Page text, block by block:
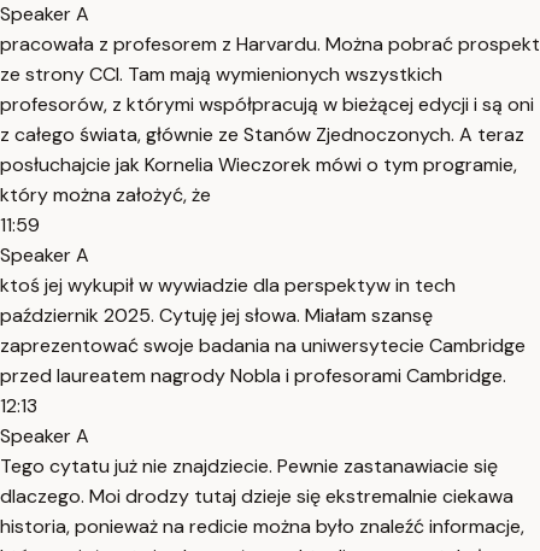
Speaker A
pracowała z profesorem z Harvardu. Można pobrać prospekt
ze strony CCI. Tam mają wymienionych wszystkich
profesorów, z którymi współpracują w bieżącej edycji i są oni
z całego świata, głównie ze Stanów Zjednoczonych. A teraz
posłuchajcie jak Kornelia Wieczorek mówi o tym programie,
który można założyć, że
11:59
Speaker A
ktoś jej wykupił w wywiadzie dla perspektyw in tech
październik 2025. Cytuję jej słowa. Miałam szansę
zaprezentować swoje badania na uniwersytecie Cambridge
przed laureatem nagrody Nobla i profesorami Cambridge.
12:13
Speaker A
Tego cytatu już nie znajdziecie. Pewnie zastanawiacie się
dlaczego. Moi drodzy tutaj dzieje się ekstremalnie ciekawa
historia, ponieważ na redicie można było znaleźć informacje,